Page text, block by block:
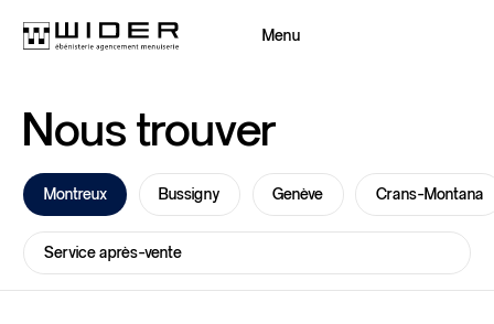
Retour
Menu
Nous trouver
Montreux Bussigny Genève Crans-Montana
Service après-vente